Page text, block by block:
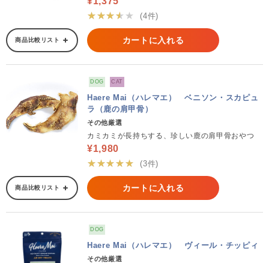
★★★★★
(4件)
商品比較リスト カートに入れる
DOG CAT
Haere Mai（ハレマエ） ベニソン・スカピュ
ラ（鹿の肩甲骨）
その他厳選
カミカミが長持ちする、珍しい鹿の肩甲骨おやつ
¥1,980
★★★★★
(3件)
商品比較リスト カートに入れる
DOG
Haere Mai（ハレマエ） ヴィール・チッピィ
その他厳選